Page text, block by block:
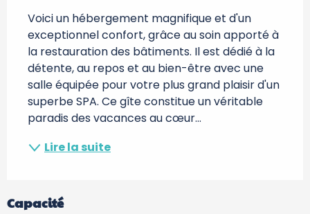
Voici un hébergement magnifique et d'un
exceptionnel confort, grâce au soin apporté à
la restauration des bâtiments. Il est dédié à la
détente, au repos et au bien-être avec une
salle équipée pour votre plus grand plaisir d'un
superbe SPA. Ce gîte constitue un véritable
paradis des vacances au cœur...
Lire la suite
Capacité